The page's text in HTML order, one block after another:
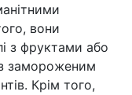
вони
з фруктами або
замороженим
Крім того,